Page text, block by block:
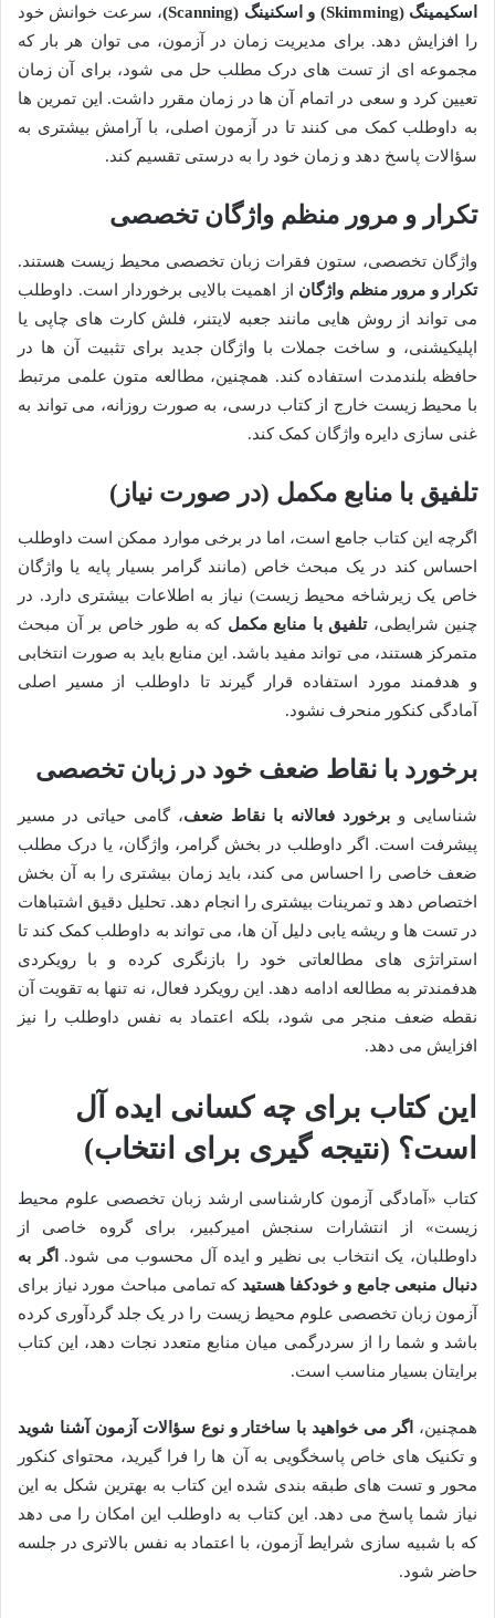
اسکیمینگ (Skimming) و اسکنینگ (Scanning)
، سرعت خوانش خود
را افزایش دهد. برای مدیریت زمان در آزمون، می توان هر بار که
مجموعه ای از تست های درک مطلب حل می شود، برای آن زمان
تعیین کرد و سعی در اتمام آن ها در زمان مقرر داشت. این تمرین ها
به داوطلب کمک می کنند تا در آزمون اصلی، با آرامش بیشتری به
سؤالات پاسخ دهد و زمان خود را به درستی تقسیم کند.
تکرار و مرور منظم واژگان تخصصی
واژگان تخصصی، ستون فقرات زبان تخصصی محیط زیست هستند.
تکرار و مرور منظم واژگان از اهمیت بالایی برخوردار است. داوطلب
می تواند از روش هایی مانند جعبه لایتنر، فلش کارت های چاپی یا
اپلیکیشنی، و ساخت جملات با واژگان جدید برای تثبیت آن ها در
حافظه بلندمدت استفاده کند. همچنین، مطالعه متون علمی مرتبط
با محیط زیست خارج از کتاب درسی، به صورت روزانه، می تواند به
غنی سازی دایره واژگان کمک کند.
تلفیق با منابع مکمل (در صورت نیاز)
اگرچه این کتاب جامع است، اما در برخی موارد ممکن است داوطلب
احساس کند در یک مبحث خاص (مانند گرامر بسیار پایه یا واژگان
خاص یک زیرشاخه محیط زیست) نیاز به اطلاعات بیشتری دارد. در
چنین شرایطی،تلفیق با منابع مکمل که به طور خاص بر آن مبحث
متمرکز هستند، می تواند مفید باشد. این منابع باید به صورت انتخابی
و هدفمند مورد استفاده قرار گیرند تا داوطلب از مسیر اصلی
آمادگی کنکور منحرف نشود.
برخورد با نقاط ضعف خود در زبان تخصصی
شناسایی و برخورد فعالانه با نقاط ضعف، گامی حیاتی در مسیر
پیشرفت است. اگر داوطلب در بخش گرامر، واژگان، یا درک مطلب
ضعف خاصی را احساس می کند، باید زمان بیشتری را به آن بخش
اختصاص دهد و تمرینات بیشتری را انجام دهد. تحلیل دقیق اشتباهات
در تست ها و ریشه یابی دلیل آن ها، می تواند به داوطلب کمک کند تا
استراتژی های مطالعاتی خود را بازنگری کرده و با رویکردی
هدفمندتر به مطالعه ادامه دهد. این رویکرد فعال، نه تنها به تقویت آن
نقطه ضعف منجر می شود، بلکه اعتماد به نفس داوطلب را نیز
افزایش می دهد.
این کتاب برای چه کسانی ایده آل
است؟ (نتیجه گیری برای انتخاب)
کتاب «آمادگی آزمون کارشناسی ارشد زبان تخصصی علوم محیط
زیست» از انتشارات سنجش امیرکبیر، برای گروه خاصی از
داوطلبان، یک انتخاب بی نظیر و ایده آل محسوب می شود. اگر به
دنبال منبعی جامع و خودکفا هستید که تمامی مباحث مورد نیاز برای
آزمون زبان تخصصی علوم محیط زیست را در یک جلد گردآوری کرده
باشد و شما را از سردرگمی میان منابع متعدد نجات دهد، این کتاب
برایتان بسیار مناسب است.
همچنین، اگر می خواهید با ساختار و نوع سؤالات آزمون آشنا شوید
و تکنیک های خاص پاسخگویی به آن ها را فرا گیرید، محتوای کنکور
محور و تست های طبقه بندی شده این کتاب به بهترین شکل به این
نیاز شما پاسخ می دهد. این کتاب به داوطلب این امکان را می دهد
که با شبیه سازی شرایط آزمون، با اعتماد به نفس بالاتری در جلسه
حاضر شود.